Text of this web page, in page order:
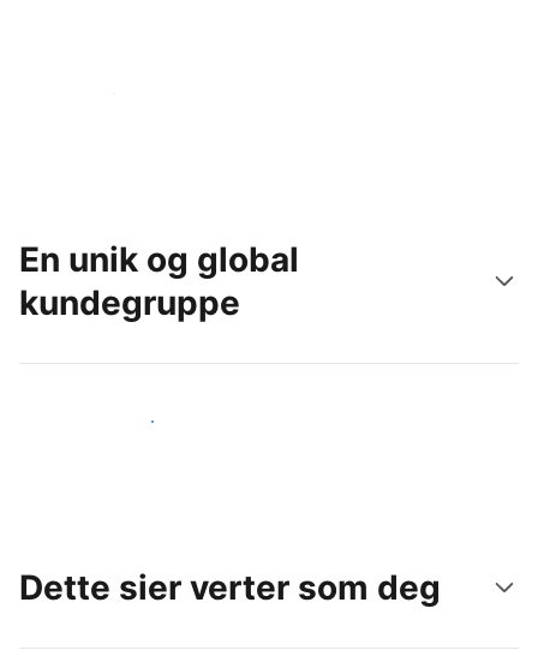
Kom i gang i dag
En unik og global
kundegruppe
Nå ut til nye gjester i dag
Dette sier verter som deg